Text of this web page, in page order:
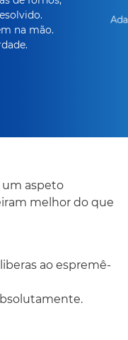
na mão.
aspeto
melhor do que
ao espremê-